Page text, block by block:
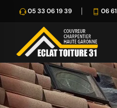
05 33 06 19 39 06